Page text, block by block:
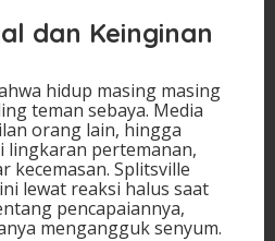
dan Keinginan
hidup masing masing
teman sebaya. Media
orang lain, hingga
lingkaran pertemanan,
kecemasan. Splitsville
lewat reaksi halus saat
pencapaiannya,
mengangguk senyum.